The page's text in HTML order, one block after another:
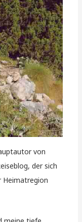
von
der sich
Heimatregion